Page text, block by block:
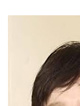
ブログ＆トピックス
企画準備中
お知らせ
お問い合わせ